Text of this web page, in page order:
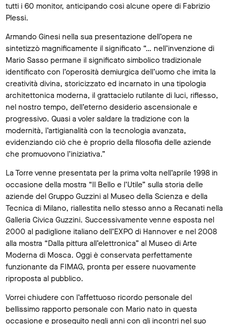
tutti i 60 monitor, anticipando così alcune opere di Fabrizio
Plessi.
Armando Ginesi nella sua presentazione dell’opera ne
sintetizzò magnificamente il significato “… nell’invenzione di
Mario Sasso permane il significato simbolico tradizionale
identificato con l’operosità demiurgica dell’uomo che imita la
creatività divina, storicizzato ed incarnato in una tipologia
architettonica moderna, il grattacielo rutilante di luci, riflesso,
nel nostro tempo, dell’eterno desiderio ascensionale e
progressivo. Quasi a voler saldare la tradizione con la
modernità, l’artigianalità con la tecnologia avanzata,
evidenziando ciò che è proprio della filosofia delle aziende
che promuovono l’iniziativa.”
La Torre venne presentata per la prima volta nell’aprile 1998 in
occasione della mostra “Il Bello e l’Utile” sulla storia delle
aziende del Gruppo Guzzini al Museo della Scienza e della
Tecnica di Milano, riallestita nello stesso anno a Recanati nella
Galleria Civica Guzzini. Successivamente venne esposta nel
2000 al padiglione italiano dell’EXPO di Hannover e nel 2008
alla mostra “Dalla pittura all’elettronica” al Museo di Arte
Moderna di Mosca. Oggi è conservata perfettamente
funzionante da FIMAG, pronta per essere nuovamente
riproposta al pubblico.
Vorrei chiudere con l’affettuoso ricordo personale del
bellissimo rapporto personale con Mario nato in questa
occasione e proseguito negli anni con gli incontri nel suo